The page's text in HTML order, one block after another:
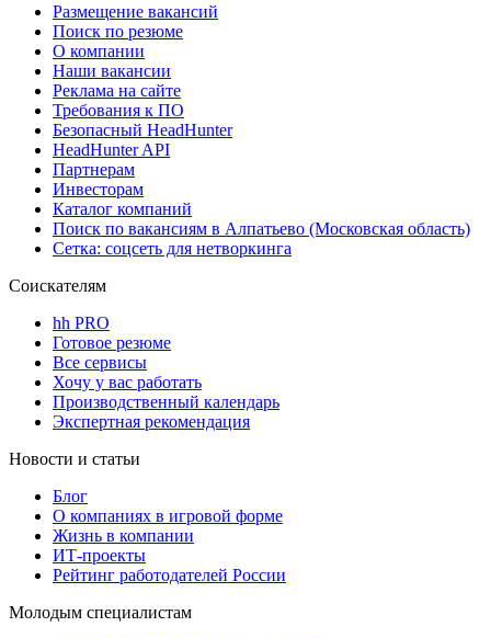
Размещение вакансий
Поиск по резюме
О компании
Наши вакансии
Реклама на сайте
Требования к ПО
Безопасный HeadHunter
HeadHunter API
Партнерам
Инвесторам
Каталог компаний
Поиск по вакансиям в Алпатьево (Московская область)
Сетка: соцсеть для нетворкинга
Соискателям
hh PRO
Готовое резюме
Все сервисы
Хочу у вас работать
Производственный календарь
Экспертная рекомендация
Новости и статьи
Блог
О компаниях в игровой форме
Жизнь в компании
ИТ-проекты
Рейтинг работодателей России
Молодым специалистам